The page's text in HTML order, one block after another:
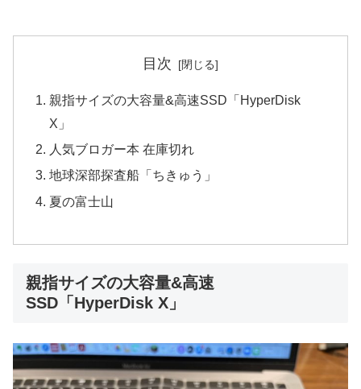
目次
親指サイズの大容量&高速SSD「HyperDisk
X」
人気ブロガー本 在庫切れ
地球深部探査船「ちきゅう」
夏の富士山
親指サイズの大容量&高速
SSD「HyperDisk X」